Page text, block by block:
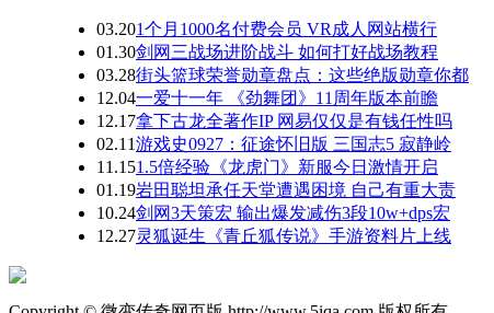
03.201个月1000名付费会员 VR成人网站横行
01.30剑网三战场进阶战斗 如何打好战场教程
03.28街头篮球荣誉勋章盘点：这些绝版勋章你都
12.04一爱十一年 《劲舞团》11周年版本前瞻
12.17拿下古龙全著作IP 网易仅仅是有钱任性吗
02.11游戏史0927：征途怀旧版 三国志5 寂静岭
11.151.5倍经验《龙虎门》新服今日激情开启
01.19岩田聪坦承任天堂遭遇困境 自己有重大责
10.24剑网3天策宏 输出爆发减伤3段10w+dps宏
12.27灵狐诞生《青丘狐传说》手游资料片上线